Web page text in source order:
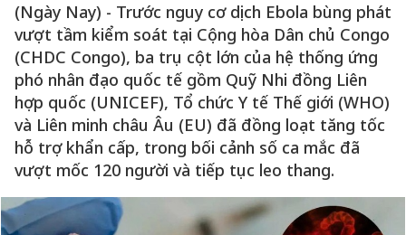
(Ngày Nay) - Trước nguy cơ dịch Ebola bùng phát
vượt tầm kiểm soát tại Cộng hòa Dân chủ Congo
(CHDC Congo), ba trụ cột lớn của hệ thống ứng
phó nhân đạo quốc tế gồm Quỹ Nhi đồng Liên
hợp quốc (UNICEF), Tổ chức Y tế Thế giới (WHO)
và Liên minh châu Âu (EU) đã đồng loạt tăng tốc
hỗ trợ khẩn cấp, trong bối cảnh số ca mắc đã
vượt mốc 120 người và tiếp tục leo thang.